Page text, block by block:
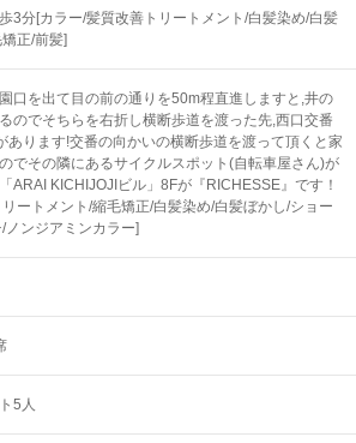
3分[カラー/髪質改善トリートメント/白髪染め/白髪
正/前髪]
口を出て目の前の通りを50m程直進しますと,井の
のでそちらを右折し横断歩道を渡った先,西口交番
あります!交番の向かいの横断歩道を渡って頂くと家
でその隣にあるサイクルスポット(自転車屋さん)が
ARAI KICHIJOJIビル」8Fが『RICHESSE』です！
リートメント/縮毛矯正/白髪染め/白髪ぼかし/ショー
/ノンジアミンカラー]
5人